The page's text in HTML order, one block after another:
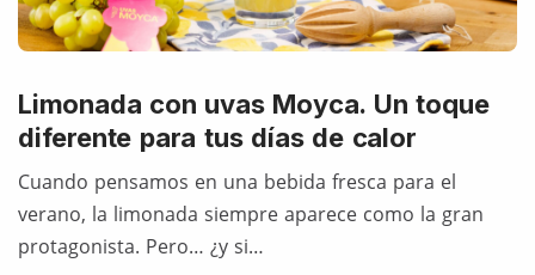
Limonada con uvas Moyca. Un toque
diferente para tus días de calor
Cuando pensamos en una bebida fresca para el
verano, la limonada siempre aparece como la gran
protagonista. Pero… ¿y si…